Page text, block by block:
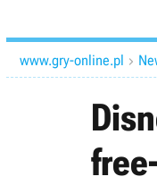
www.gry-online.pl 